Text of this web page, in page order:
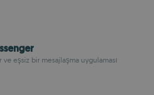
ve eşsiz bir mesajlaşma uygulaması